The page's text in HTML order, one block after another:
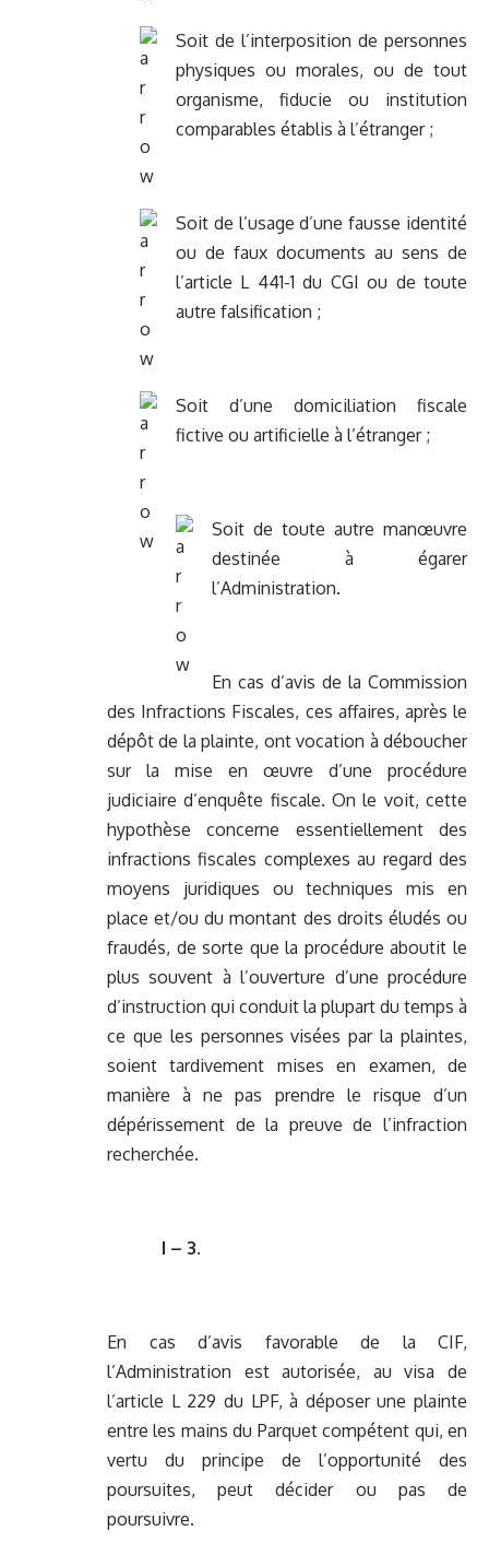
Soit de l’interposition de personnes
physiques ou morales, ou de tout
organisme, fiducie ou institution
comparables établis à l’étranger ;
Soit de l’usage d’une fausse identité
ou de faux documents au sens de
l’article L 441-1 du CGI ou de toute
autre falsification ;
Soit d’une domiciliation fiscale
fictive ou artificielle à l’étranger ;
Soit de toute autre manœuvre
destinée à égarer
l’Administration.
En cas d’avis de la Commission
des Infractions Fiscales, ces affaires, après le
dépôt de la plainte, ont vocation à déboucher
sur la mise en œuvre d’une procédure
judiciaire d’enquête fiscale. On le voit, cette
hypothèse concerne essentiellement des
infractions fiscales complexes au regard des
moyens juridiques ou techniques mis en
place et/ou du montant des droits éludés ou
fraudés, de sorte que la procédure aboutit le
plus souvent à l’ouverture d’une procédure
d’instruction qui conduit la plupart du temps à
ce que les personnes visées par la plaintes,
soient tardivement mises en examen, de
manière à ne pas prendre le risque d’un
dépérissement de la preuve de l’infraction
recherchée.
I – 3.
En cas d’avis favorable de la CIF,
l’Administration est autorisée, au visa de
l’article L 229 du LPF, à déposer une plainte
entre les mains du Parquet compétent qui, en
vertu du principe de l’opportunité des
poursuites, peut décider ou pas de
poursuivre.